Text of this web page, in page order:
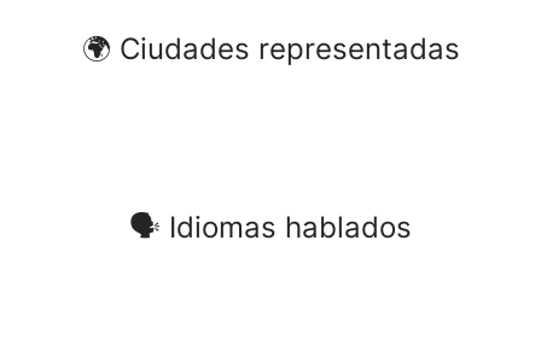
🌍 Ciudades representadas
🗣 Idiomas hablados